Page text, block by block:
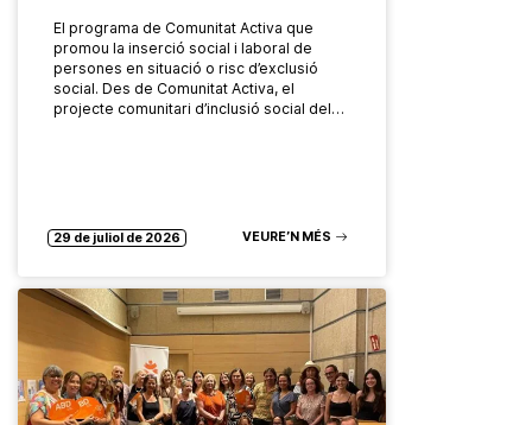
El programa de Comunitat Activa que
promou la inserció social i laboral de
persones en situació o risc d’exclusió
social. Des de Comunitat Activa, el
projecte comunitari d’inclusió social del…
29 de juliol de 2026 VEURE’N MÉS